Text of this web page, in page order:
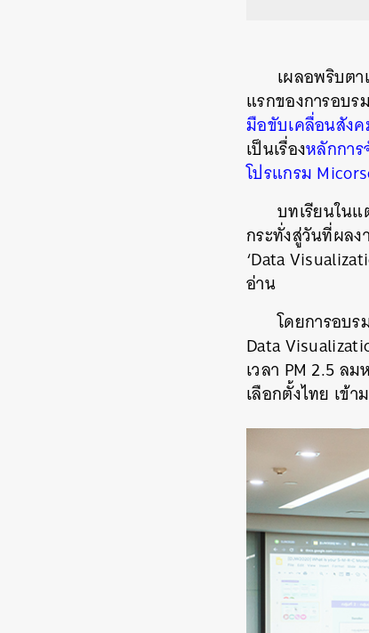
เผลอพริบต
แรกของการอบร
มือขับเคลื่อนสัง
เป็นเรื่องหลักกา
โปรแกรม
บทเรียนใน
กระทั่งสู่วันที่ผล
‘Data
อ่าน
โดยการอบ
Data
เวลา PM 2.5 ล
เลือกตั้งไทย เข้